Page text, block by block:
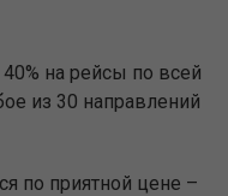
на рейсы по всей
из 30 направлений
по приятной цене –